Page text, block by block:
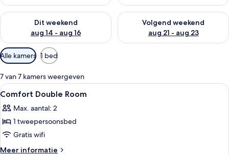
Dit weekend
aug 14 - aug 16
De beschikbaarheid controleren voor dit weekend aug 14 -
Volgend weekend
aug 21 - aug 23
De beschikbaarheid
Beschikbare
filters
voor
kamers
Alle kamers 1 bed
7 van 7 kamers weergeven
Alle
foto's
voor
Comfort
Double
Room
Een hotelkamer met een bed,
6
Comfort Double Room
Max. aantal: 2
1 tweepersoonsbed
Gratis wifi
Meer informatie
Meer